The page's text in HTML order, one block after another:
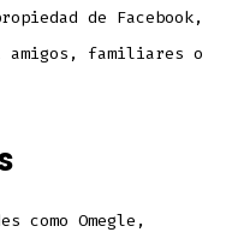
de Facebook,
familiares o
como Omegle,